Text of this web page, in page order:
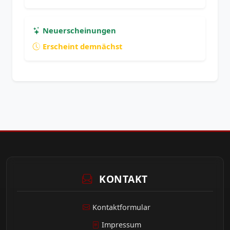
Neuerscheinungen
Erscheint demnächst
KONTAKT
Kontaktformular
Impressum